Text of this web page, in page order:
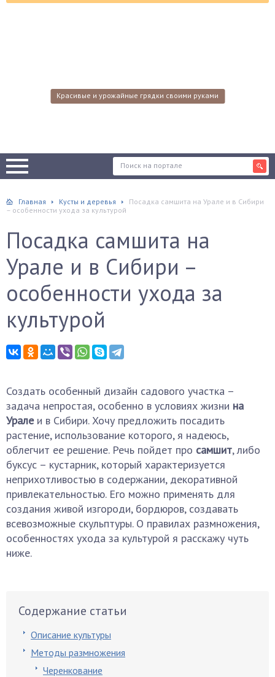
Красивые и урожайные грядки своими руками
Главная Кусты и деревья
Посадка самшита на Урале и в Сибири
– особенности ухода за культурой
Посадка самшита на
Урале и в Сибири –
особенности ухода за
культурой
Создать особенный дизайн садового участка –
задача непростая, особенно в условиях жизни на
Уралеи в Сибири. Хочу предложить посадить
растение, использование которого, я надеюсь,
облегчит ее решение. Речь пойдет про самшит, либо
буксус – кустарник, который характеризуется
неприхотливостью в содержании, декоративной
привлекательностью. Его можно применять для
создания живой изгороди, бордюров, создавать
всевозможные скульптуры. О правилах размножения,
особенностях ухода за культурой я расскажу чуть
ниже.
Содержание статьи
Описание культуры
Методы размножения
Черенкование